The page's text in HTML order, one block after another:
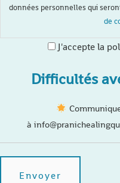
données personnelles qui
de
J'accepte la
Difficultés
à